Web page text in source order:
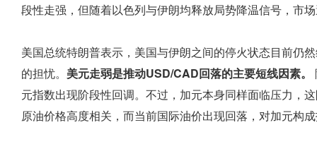
段性走强，但随着以色列与伊朗均释放局势降温信号，市
美国总统特朗普表示，美国与伊朗之间的停火状态目前仍
的担忧。 美元走弱是推动USD/CAD回落的主要短线因素。
元指数出现阶段性回调。不过，加元本身同样面临压力，
原油价格高度相关，而当前国际油价出现回落，对加元构